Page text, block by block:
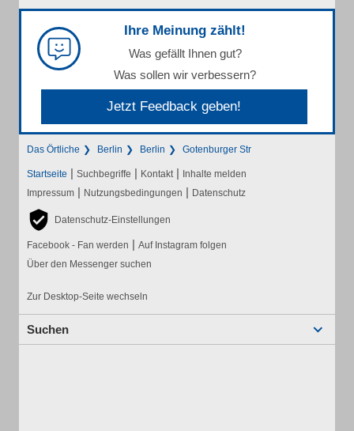
Ihre Meinung zählt!
Was gefällt Ihnen gut?
Was sollen wir verbessern?
Jetzt Feedback geben!
Das Örtliche Berlin Berlin Gotenburger Str
Startseite | Suchbegriffe | Kontakt | Inhalte melden
Impressum | Nutzungsbedingungen | Datenschutz
Datenschutz-Einstellungen
Facebook - Fan werden | Auf Instagram folgen
Über den Messenger suchen
Zur Desktop-Seite wechseln
Suchen